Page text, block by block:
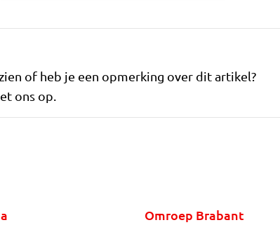
of heb je een opmerking over dit artikel?
ons op.
Omroep Brabant